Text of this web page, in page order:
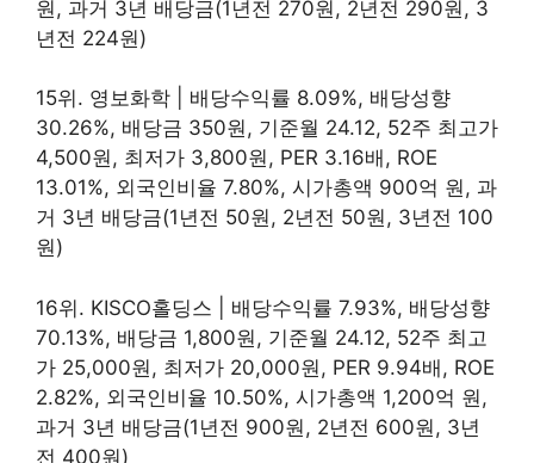
원, 과거 3년 배당금(1년전 270원, 2년전 290원, 3
년전 224원)
15위. 영보화학 | 배당수익률 8.09%, 배당성향
30.26%, 배당금 350원, 기준월 24.12, 52주 최고가
4,500원, 최저가 3,800원, PER 3.16배, ROE
13.01%, 외국인비율 7.80%, 시가총액 900억 원, 과
거 3년 배당금(1년전 50원, 2년전 50원, 3년전 100
원)
16위. KISCO홀딩스 | 배당수익률 7.93%, 배당성향
70.13%, 배당금 1,800원, 기준월 24.12, 52주 최고
가 25,000원, 최저가 20,000원, PER 9.94배, ROE
2.82%, 외국인비율 10.50%, 시가총액 1,200억 원,
과거 3년 배당금(1년전 900원, 2년전 600원, 3년
전 400원)